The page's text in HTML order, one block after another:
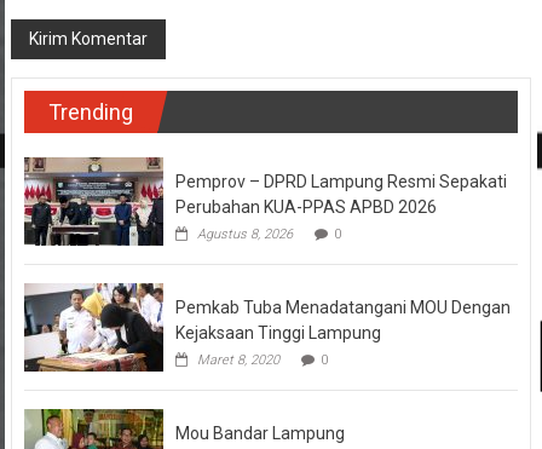
Trending
Pemprov – DPRD Lampung Resmi Sepakati
Perubahan KUA-PPAS APBD 2026
Agustus 8, 2026 0
Pemkab Tuba Menadatangani MOU Dengan
Kejaksaan Tinggi Lampung
Maret 8, 2020 0
Mou Bandar Lampung